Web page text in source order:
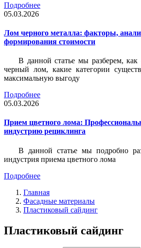
Подробнее
05.03.2026
Лом черного металла: факторы,
формирования стоимости
В данной статье мы разберем, как
черный лом, какие категории
максимальную выгоду
Подробнее
05.03.2026
Прием цветного лома:
индустрию рециклинга
В данной статье мы подробно
индустрия приема цветного лома
Подробнее
Главная
Фасадные материалы
Пластиковый сайдинг
Пластиковый сайдинг